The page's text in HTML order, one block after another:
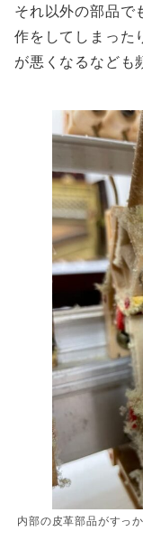
それ以外の部品で
作をしてしまった
が悪くなるなども
内部の皮革部品がすっ